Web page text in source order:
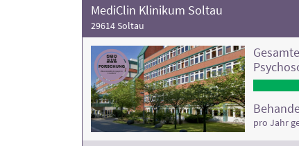
MediClin Klinikum Soltau
29614 Soltau
pro Jahr